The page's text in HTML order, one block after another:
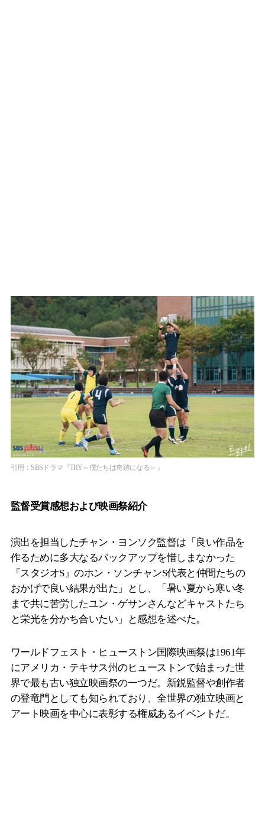
引用：SBSドラマ『TRY～僕たちは奇跡になる～』
監督受賞感想および映画祭紹介
演出を担当したチャン・ヨンソク監督は「良い作品を
作るために多大なるバックアップを惜しまなかった
『スタジオS』のホン・ソンチャンS代表と仲間たちの
おかげで良い結果が出た」とし、「暑い夏から寒い冬
まで共に苦労したユン・ゲサンさんなどキャストたち
と栄光を分かち合いたい」と感想を述べた。
ワールドフェスト・ヒューストン国際映画祭は1961年
にアメリカ・テキサス州のヒューストンで始まった世
界で最も古い独立映画祭の一つだ。新鋭監督や創作者
の登竜門としても知られており、全世界の独立映画と
アート映画を中心に表彰する権威あるイベントだ。